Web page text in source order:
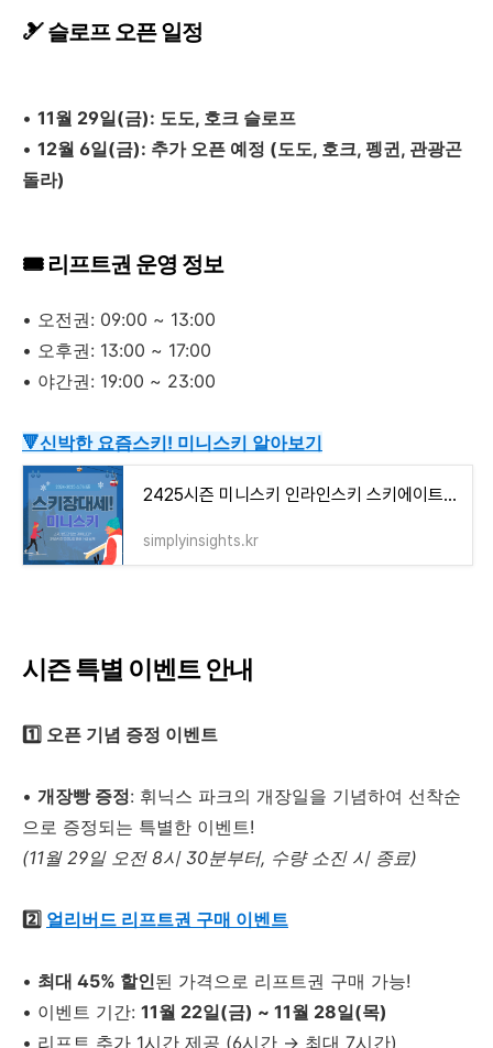
🎿 슬로프 오픈 일정
• 11월 29일(금): 도도, 호크 슬로프
• 12월 6일(금): 추가 오픈 예정 (도도, 호크, 펭귄, 관광곤
돌라)
🎟️ 리프트권 운영 정보
• 오전권: 09:00 ~ 13:00
• 오후권: 13:00 ~ 17:00
• 야간권: 19:00 ~ 23:00
🔻신박한 요즘스키! 미니스키 알아보기
2425시즌 미니스키 인라인스키 스키에이트 렌탈 강습 추천스키장
simplyinsights.kr
시즌 특별 이벤트 안내
1️⃣ 오픈 기념 증정 이벤트
• 개장빵 증정: 휘닉스 파크의 개장일을 기념하여 선착순
으로 증정되는 특별한 이벤트!
(11월 29일 오전 8시 30분부터, 수량 소진 시 종료)
2️⃣ 얼리버드 리프트권 구매 이벤트
• 최대 45% 할인된 가격으로 리프트권 구매 가능!
• 이벤트 기간: 11월 22일(금) ~ 11월 28일(목)
• 리프트 추가 1시간 제공 (6시간 → 최대 7시간)